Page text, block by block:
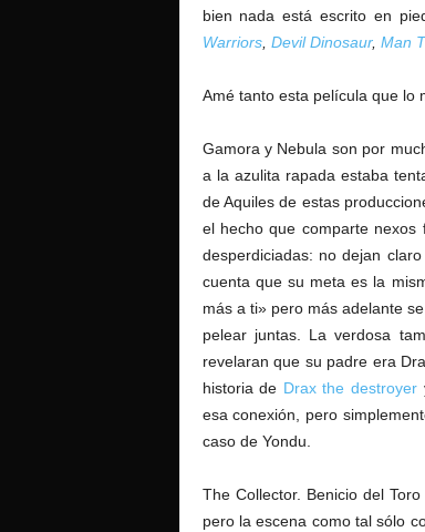
bien nada está escrito en
Warriors, Devil Dinosaur, Man
Amé tanto esta película que lo
Gamora y Nebula son por
a la azulita rapada estaba
de Aquiles de estas
el hecho que comparte nexos
desperdiciadas: no dejan
cuenta que su meta es la
más a ti» pero más adelante
pelear juntas. La verdosa
revelaran que su padre era
historia de Drax the destroyer
esa conexión, pero
caso de Yondu.
The Collector. Benicio del
pero la escena como tal sólo